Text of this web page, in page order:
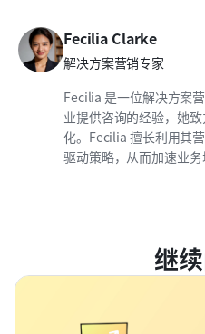
Fecilia Clarke
解决方案营销专家
Fecilia 是一位解决方案
业提供咨询的经验，她
化。Fecilia 擅长利用其
驱动策略，从而加速业务
继